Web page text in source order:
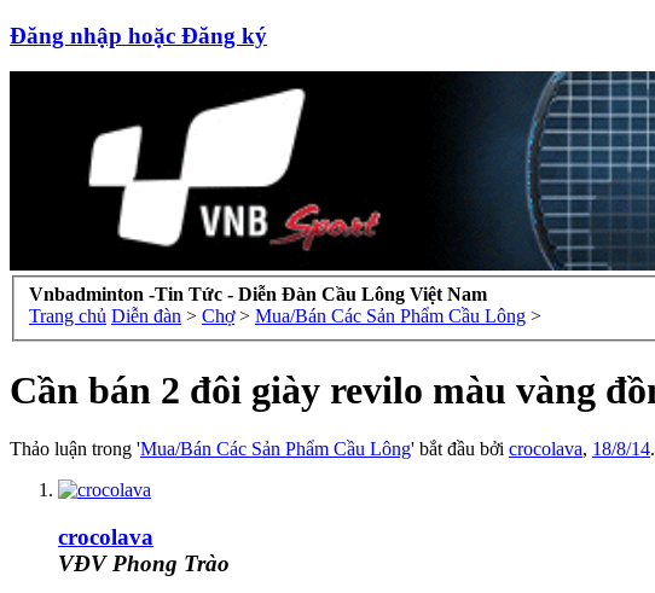
Đăng nhập hoặc Đăng ký
Vnbadminton -Tin Tức - Diễn Đàn Cầu Lông Việt Nam
Trang chủ Diễn đàn > Chợ > Mua/Bán Các Sản Phẩm Cầu Lông >
Cần bán 2 đôi giày revilo màu vàng
Thảo luận trong 'Mua/Bán Các Sản Phẩm Cầu Lông' bắt đầu bởi crocolava, 18/8/14.
crocolava
VĐV Phong Trào